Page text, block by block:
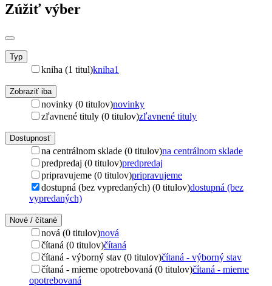
Zúžiť výber
Typ
kniha (1 titul)kniha1
Zobraziť iba
novinky (0 titulov)novinky
zľavnené tituly (0 titulov)zľavnené tituly
Dostupnosť
na centrálnom sklade (0 titulov)na centrálnom sklade
predpredaj (0 titulov)predpredaj
pripravujeme (0 titulov)pripravujeme
dostupná (bez vypredaných) (0 titulov)dostupná (bez
vypredaných)
Nové / čítané
nová (0 titulov)nová
čítaná (0 titulov)čítaná
čítaná - výborný stav (0 titulov)čítaná - výborný stav
čítaná - mierne opotrebovaná (0 titulov)čítaná - mierne
opotrebovaná